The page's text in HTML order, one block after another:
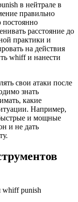
в нейтрале в
правильно
постоянно
расстояние до
практики и
на действия
whiff и нанести
свои атаки после
знать
какие
Например,
и мощные
и не дать
whiff punish